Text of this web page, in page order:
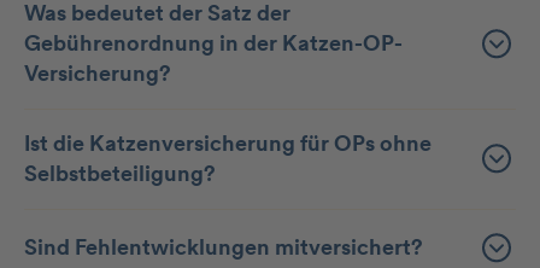
Was bedeutet der Satz der
Gebührenordnung in der Katzen-OP-
Versicherung?
Ist die Katzenversicherung für OPs ohne
Selbstbeteiligung?
Sind Fehlentwicklungen mitversichert?